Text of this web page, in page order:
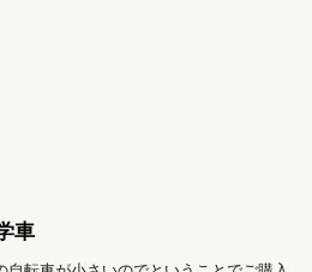
車